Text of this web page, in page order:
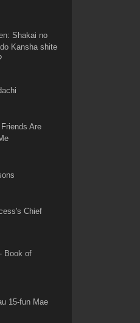
Shakai no
Kansha shite
Are
Chief
Book of
15-fun Mae